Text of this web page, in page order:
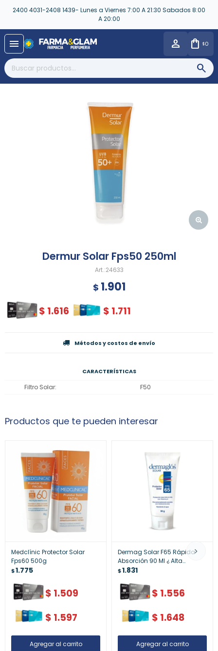
2400 4031-2408 1439- Lunes a Viernes 7:00 A 21:30 Sabados 8:00
A 20:00
menu $0
Dermur Solar Fps50 250ml
24633
$ 1.901
$ 1.616 $ 1.711
Métodos y costos de envío
CARACTERÍSTICAS
Filtro Solar F50
Productos que te pueden interesar
Medclínic Protector Solar
Fps60 500g
$1.775
$ 1.509
$ 1.597
Dermag Solar F65 Rápida
Absorción 90 Ml ¿ Alta
Protección Uv
$1.831
$ 1.556
$ 1.648